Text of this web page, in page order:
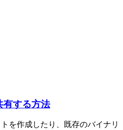
有する方法
を作成したり、既存のバイナリ